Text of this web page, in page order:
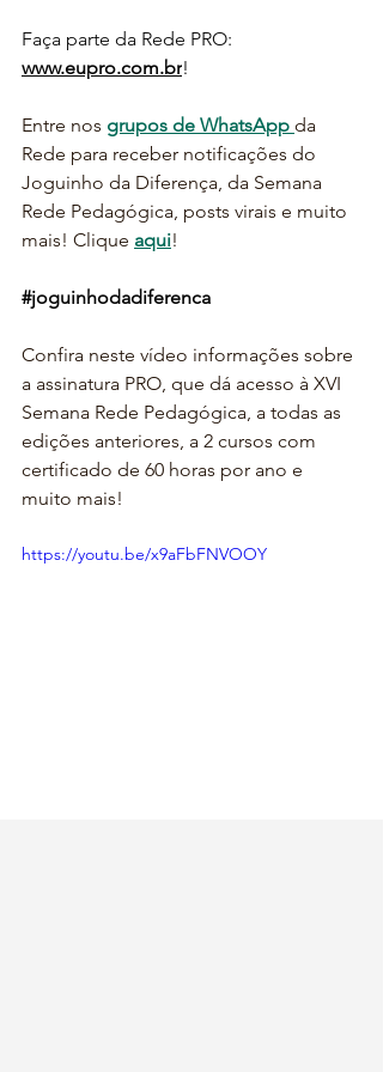
Faça parte da Rede PRO:
www.eupro.com.br!
Entre nos grupos de WhatsApp da
Rede para receber notificações do
Joguinho da Diferença, da Semana
Rede Pedagógica, posts virais e muito
mais! Clique aqui!
#joguinhodadiferenca
Confira neste vídeo informações sobre
a assinatura PRO, que dá acesso à XVI
Semana Rede Pedagógica, a todas as
edições anteriores, a 2 cursos com
certificado de 60 horas por ano e
muito mais!
https://youtu.be/x9aFbFNVOOY